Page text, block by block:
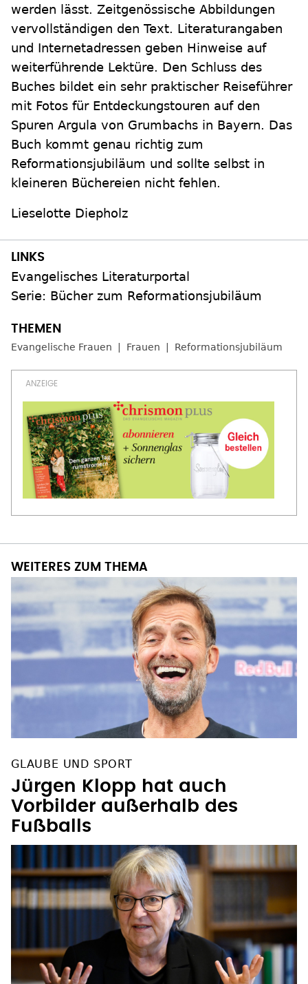
werden lässt. Zeitgenössische Abbildungen
vervollständigen den Text. Literaturangaben
und Internetadressen geben Hinweise auf
weiterführende Lektüre. Den Schluss des
Buches bildet ein sehr praktischer Reiseführer
mit Fotos für Entdeckungstouren auf den
Spuren Argula von Grumbachs in Bayern. Das
Buch kommt genau richtig zum
Reformationsjubiläum und sollte selbst in
kleineren Büchereien nicht fehlen.
Lieselotte Diepholz
Evangelisches Literaturportal
Serie: Bücher zum Reformationsjubiläum
Evangelische Frauen Frauen Reformationsjubiläum
WEITERES ZUM THEMA
GLAUBE UND SPORT
Jürgen Klopp hat auch
Vorbilder außerhalb des
Fußballs